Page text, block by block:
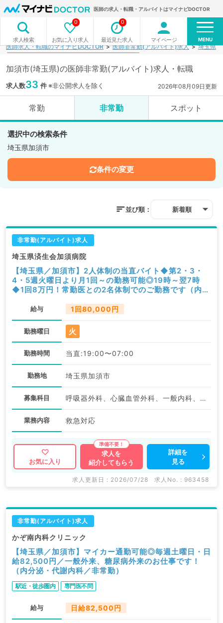
医師の求人・転職・アルバイトはマイナビDOCTOR
求人検索 お気に入り求人
0
最近見た求人
0
マイページ MENU
医師求人・転職のマイナビDOCTOR 医師非常勤(アルバイト)求人 埼玉県
加須市(埼玉県)の医師非常勤(アルバイト)求人・転職
求人数33 件※非公開求人を除く 2026年08月09日更新
常勤 非常勤 スポット
選択中の検索条件
埼玉県加須市
条件の変更
並び順： 新着順
非常勤(アルバイト)求人
埼玉県済生会加須病院
【埼玉県／加須市】2人体制の当直バイト◆第2・3・
4・5週火曜日より月1回～の勤務可能◎19時～翌7時
◆1回8万円！常勤医との2名体制でのご勤務です（内科
給与 1回80,000円
勤務曜日 火
勤務時間 当直:19:00〜07:00
勤務地 埼玉県加須市
募集科目 呼吸器外科、心臓血管外科、一般内科、循環器内科、呼吸器内科、消化器内科、内分泌・代謝内科、腎臓内科、血液内科、外科系全般、一般外科、消化器外科
業務内容 救急対応
お気に入り
求人を
紹介してもらう
詳細を
見る
求人更新日 : 2026/07/28 求人No. : 963458
非常勤(アルバイト)求人
かぞ南内科クリニック
【埼玉県／加須市】マイカー通勤可能◎毎週土曜日・日
給82,500円／一般外来、糖尿病外来のお仕事です！
（内分泌・代謝内科／非常勤）
駅近・徒歩圏内 専門医不問
給与 日給82,500円